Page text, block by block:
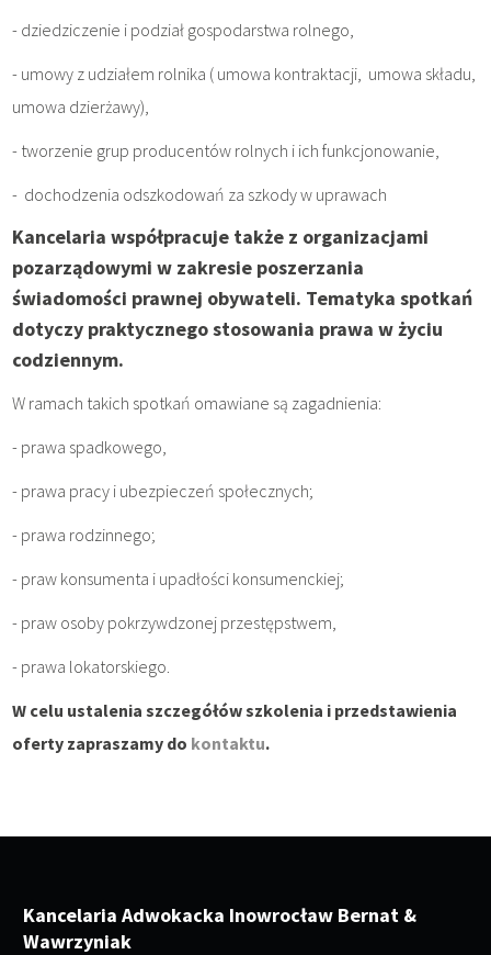
- dziedziczenie i podział gospodarstwa rolnego,
- umowy z udziałem rolnika ( umowa kontraktacji, umowa składu,
umowa dzierżawy),
- tworzenie grup producentów rolnych i ich funkcjonowanie,
- dochodzenia odszkodowań za szkody w uprawach
Kancelaria współpracuje także z organizacjami
pozarządowymi w zakresie poszerzania
świadomości prawnej obywateli. Tematyka spotkań
dotyczy praktycznego stosowania prawa w życiu
codziennym.
W ramach takich spotkań omawiane są zagadnienia:
- prawa spadkowego,
- prawa pracy i ubezpieczeń społecznych;
- prawa rodzinnego;
- praw konsumenta i upadłości konsumenckiej;
- praw osoby pokrzywdzonej przestępstwem,
- prawa lokatorskiego.
W celu ustalenia szczegółów szkolenia i przedstawienia
oferty zapraszamy do kontaktu.
Kancelaria Adwokacka Inowrocław Bernat &
Wawrzyniak